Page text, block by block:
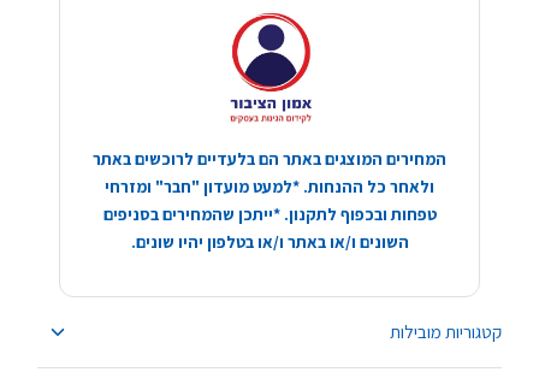
קטגוריות מובילות
המחירים המוצגים באתר הם בלעדיים לרוכשים באתר
ולאחר כל ההנחות. *למעט מועדון "חבר" ומזרחי
טפחות ובכפוף לתקנון. *ייתכן שהמחירים בסניפים
השונים ו/או באתר ו/או בטלפון יהיו שונים.